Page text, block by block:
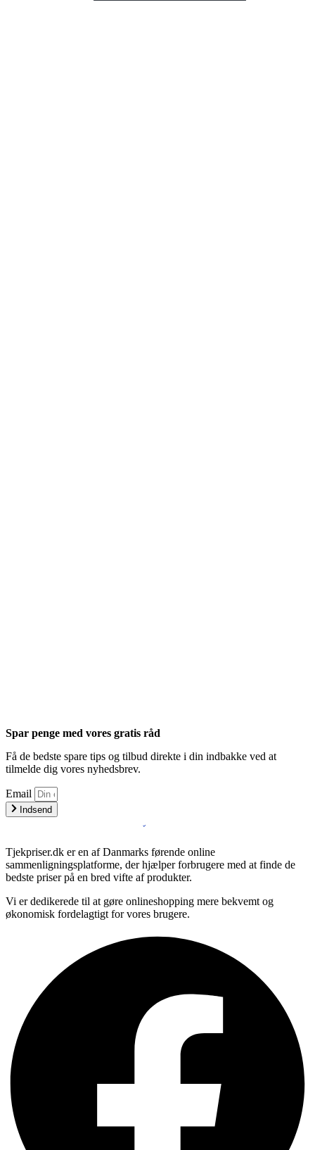
Spar penge med vores gratis råd
Få de bedste spare tips og tilbud direkte i din indbakke ved at
tilmelde dig vores nyhedsbrev.
Email
Indsend
Tjekpriser.dk er en af Danmarks førende online
sammenligningsplatforme, der hjælper forbrugere med at finde de
bedste priser på en bred vifte af produkter.
Vi er dedikerede til at gøre onlineshopping mere bekvemt og
økonomisk fordelagtigt for vores brugere.